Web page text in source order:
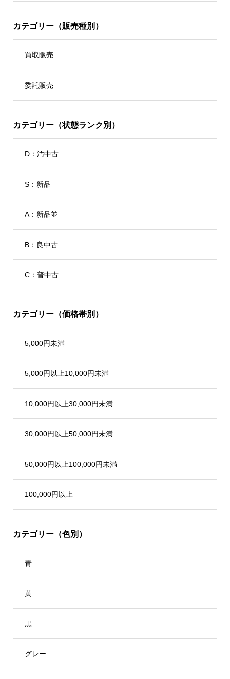
カテゴリー（販売種別）
買取販売
委託販売
カテゴリー（状態ランク別）
D：汚中古
S：新品
A：新品並
B：良中古
C：普中古
カテゴリー（価格帯別）
5,000円未満
5,000円以上10,000円未満
10,000円以上30,000円未満
30,000円以上50,000円未満
50,000円以上100,000円未満
100,000円以上
カテゴリー（色別）
青
黄
黒
グレー